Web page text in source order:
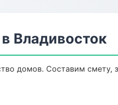
Владивосток
домов. Составим смету,